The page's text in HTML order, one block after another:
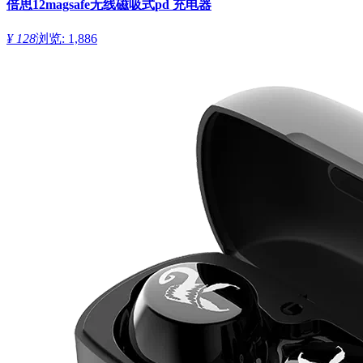
倍思12magsafe无线磁吸式pd 充电器
¥ 128浏览: 1,886